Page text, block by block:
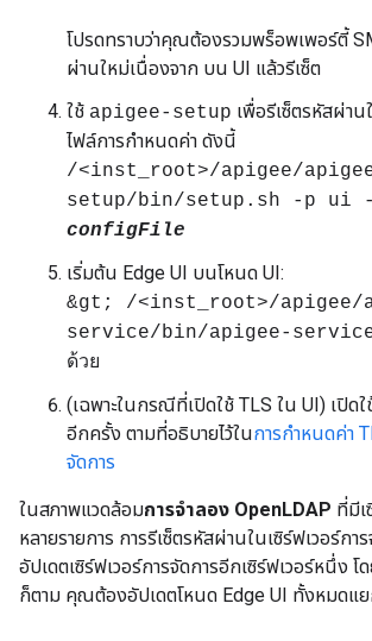
โปรดทราบว่าคุณต้องรวมพร็อพเพอร์ตี้
ผ่านใหม่เนื่องจาก บน UI แล้วรีเซ็ต
ใช้ apigee-setup เพื่อรีเซ็ตรหัสผ่า
ไฟล์การกำหนดค่า ดังนี้
/<inst_root>/apigee/
setup/bin/setup.sh -p ui
configFile
เริ่มต้น Edge UI บนโหนด UI:
&gt; /<inst_root>/apigee/
service/bin/apigee-
ด้วย
(เฉพาะในกรณีที่เปิดใช้ TLS ใน UI) เปิด
อีกครั้ง ตามที่อธิบายไว้ในการกำหนดค่า
จัดการ
ในสภาพแวดล้อมการจำลอง OpenLDAP ที่มีเ
หลายรายการ การรีเซ็ตรหัสผ่านในเซิร์ฟเวอร์กา
อัปเดตเซิร์ฟเวอร์การจัดการอีกเซิร์ฟเวอร์หนึ่ง โ
ก็ตาม คุณต้องอัปเดตโหนด Edge UI ทั้งหมดแย